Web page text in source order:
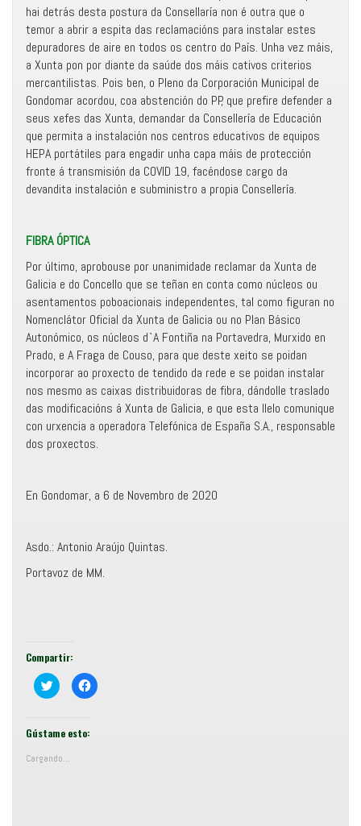
hai detrás desta postura da Consellaría non é outra que o
temor a abrir a espita das reclamacións para instalar estes
depuradores de aire en todos os centro do País. Unha vez máis,
a Xunta pon por diante da saúde dos máis cativos criterios
mercantilistas. Pois ben, o Pleno da Corporación Municipal de
Gondomar acordou, coa abstención do PP, que prefire defender a
seus xefes das Xunta, demandar da Consellería de Educación
que permita a instalación nos centros educativos de equipos
HEPA portátiles para engadir unha capa máis de protección
fronte á transmisión da COVID 19, facéndose cargo da
devandita instalación e subministro a propia Consellería.
FIBRA ÓPTICA
Por último, aprobouse por unanimidade reclamar da Xunta de
Galicia e do Concello que se teñan en conta como núcleos ou
asentamentos poboacionais independentes, tal como figuran no
Nomenclátor Oficial da Xunta de Galicia ou no Plan Básico
Autonómico, os núcleos d`A Fontiña na Portavedra, Murxido en
Prado, e A Fraga de Couso, para que deste xeito se poidan
incorporar ao proxecto de tendido da rede e se poidan instalar
nos mesmo as caixas distribuidoras de fibra, dándolle traslado
das modificacións á Xunta de Galicia, e que esta llelo comunique
con urxencia a operadora Telefónica de España S.A., responsable
dos proxectos.
En Gondomar, a 6 de Novembro de 2020
Asdo.: Antonio Araújo Quintas.
Portavoz de MM.
Compartir:
C
o
r
t
r
F
e
Gústame esto:
Cargando...